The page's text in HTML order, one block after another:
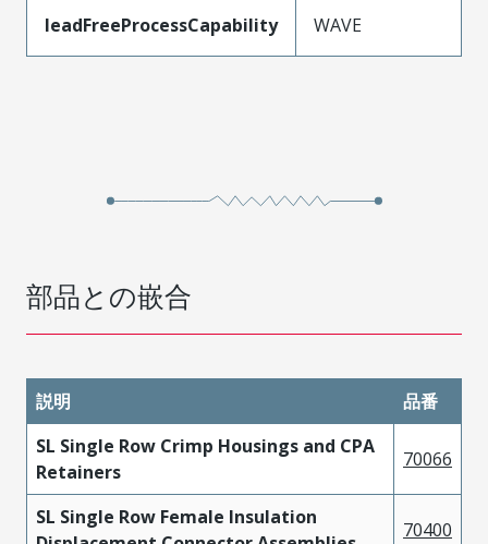
leadFreeProcessCapability WAVE
部品との嵌合
説明
品番
SL Single Row Crimp Housings and CPA
Retainers
70066
SL Single Row Female Insulation
70400